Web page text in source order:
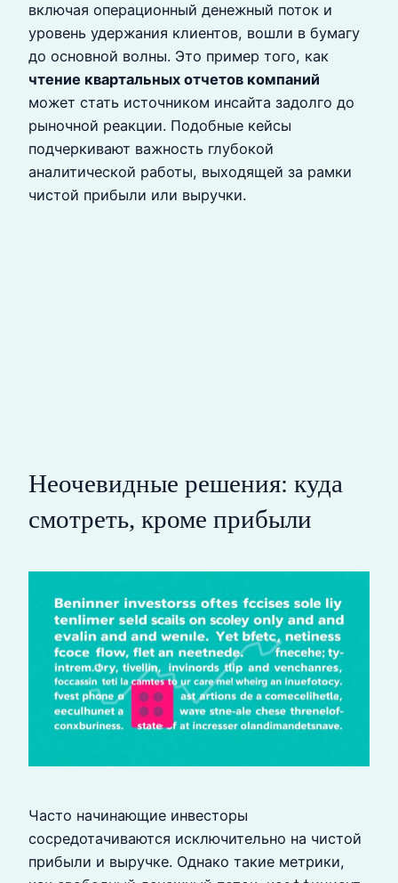
включая операционный денежный поток и
уровень удержания клиентов, вошли в бумагу
до основной волны. Это пример того, как
чтение квартальных отчетов компаний
может стать источником инсайта задолго до
рыночной реакции. Подобные кейсы
подчеркивают важность глубокой
аналитической работы, выходящей за рамки
чистой прибыли или выручки.
Неочевидные решения: куда
смотреть, кроме прибыли
Часто начинающие инвесторы
сосредотачиваются исключительно на чистой
прибыли и выручке. Однако такие метрики,